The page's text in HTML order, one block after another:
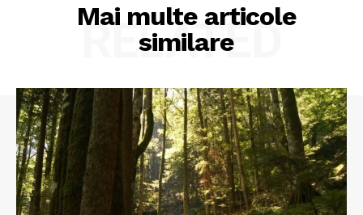
Mai multe articole
similare
RELATED